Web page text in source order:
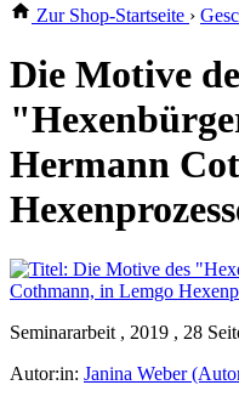
Zur Shop-Startseite ›
Die Motive
Hermann
Seminararbeit , 2019 , 28
Autor:in: Janina Weber